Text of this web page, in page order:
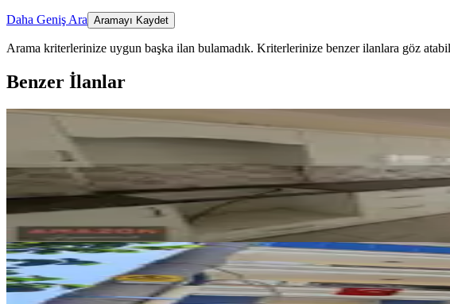
Daha Geniş Ara Aramayı Kaydet
Arama kriterlerinize uygun başka ilan bulamadık. Kriterlerinize benzer ilanlara göz
Benzer İlanlar
YENİ
Amazon'dan Üngüt Ptt Kavşağı Arkası 4+1
Onikişubat, Üngüt Mahallesi
4+1·150 m²·1. Kat·08.08.2026
25.000 ₺
YENİ
Yeni Rota'dan Kültür Merkezi Yukarısı Kiralık
Onikişubat, Necip Fazıl Mahallesi